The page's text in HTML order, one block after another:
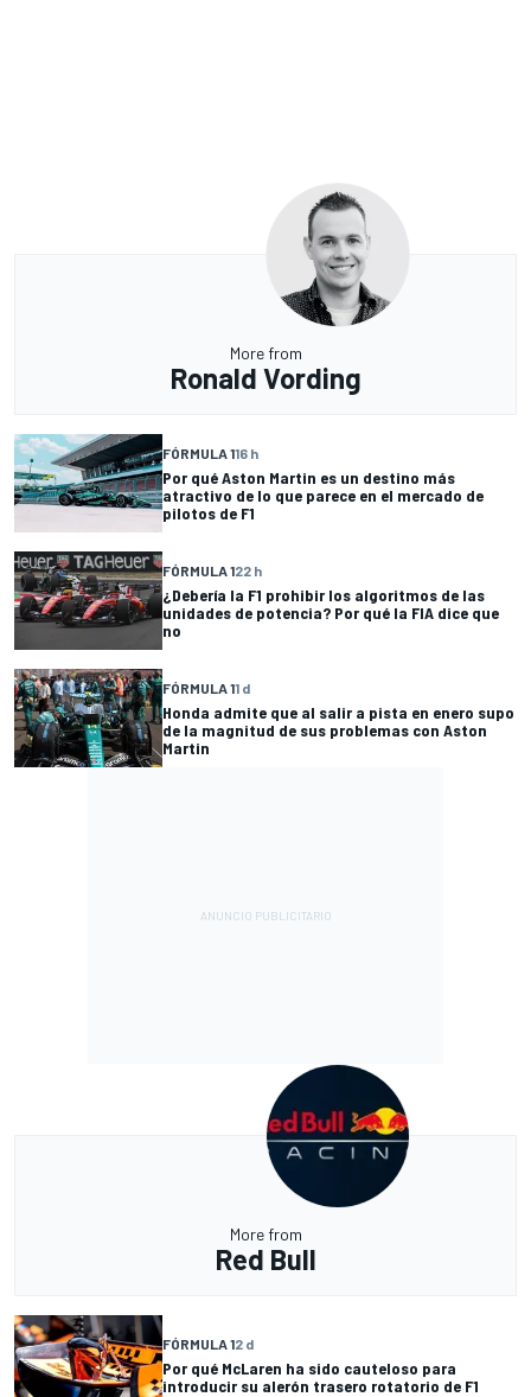
More from
Ronald Vording
FÓRMULA 116 h
Por qué Aston Martin es un destino más
atractivo de lo que parece en el mercado de
pilotos de F1
FÓRMULA 122 h
¿Debería la F1 prohibir los algoritmos de las
unidades de potencia? Por qué la FIA dice que
no
FÓRMULA 11 d
Honda admite que al salir a pista en enero supo
de la magnitud de sus problemas con Aston
Martin
More from
Red Bull
FÓRMULA 12 d
Por qué McLaren ha sido cauteloso para
introducir su alerón trasero rotatorio de F1